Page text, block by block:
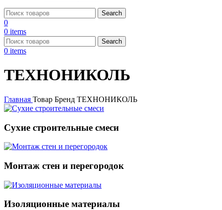
Search
0
0 items
Search
0 items
ТЕХНОНИКОЛЬ
Главная Товар Бренд ТЕХНОНИКОЛЬ
Сухие строительные смеси
Монтаж стен и перегородок
Изоляционные материалы